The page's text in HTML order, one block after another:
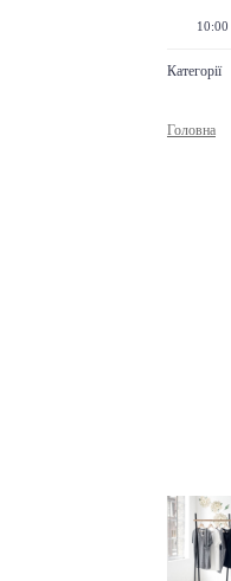
Категорії
Головна